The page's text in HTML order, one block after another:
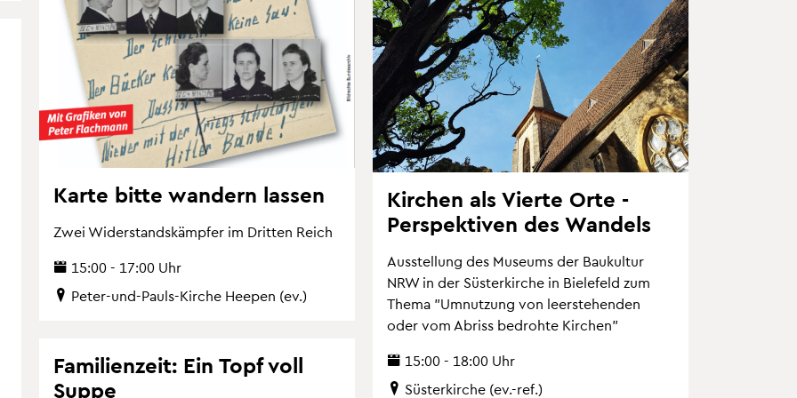
Karte bitte wan­dern las­sen
Zwei Wi­der­stands­kämp­fer im Drit­ten Reich
15:00 - 17:00 Uhr
Peter-und-Pauls-Kir­che Hee­pen (ev.)
Kir­chen als Vier­te Orte -
Per­spek­ti­ven des Wan­dels
Aus­stel­lung des Mu­se­ums der Bau­kul­tur
NRW in der Süs­ter­kir­che in Bie­le­feld zum
Thema "Um­nut­zung von leer­ste­hen­den
oder vom Ab­riss be­droh­te Kir­chen"
15:00 - 18:00 Uhr
Süs­ter­kir­che (ev.-ref.)
Fa­mi­li­en­zeit: Ein Topf voll
Suppe